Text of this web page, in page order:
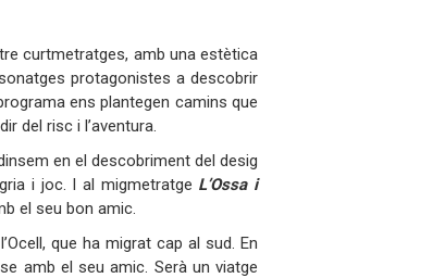
curtmetratges, amb una estètica
protagonistes a descobrir
ens plantegen camins que
del risc i l’aventura.
en el descobriment del desig
i joc. I al migmetratge L’Ossa i
el seu bon amic.
que ha migrat cap al sud. En
amb el seu amic. Serà un viatge